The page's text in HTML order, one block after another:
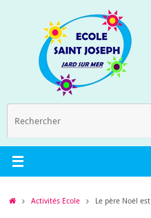
AccueilActivités Ecole Le père Noël